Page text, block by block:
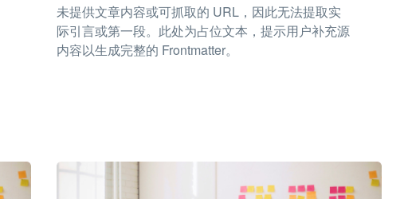
未提供文章内容或可抓取的 URL，因此无法提取实
际引言或第一段。此处为占位文本，提示用户补充源
内容以生成完整的 Frontmatter。